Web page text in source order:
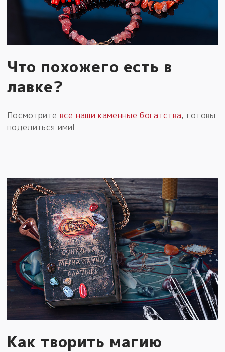
Что похожего есть в
лавке?
Посмотрите все наши каменные богатства, готовы
поделиться ими!
Как творить магию